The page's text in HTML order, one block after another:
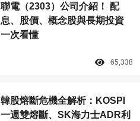
聯電（2303）公司介紹！ 配
息、股價、概念股與長期投資
一次看懂
65,338
韓股熔斷危機全解析：KOSPI
一週雙熔斷、SK海力士ADR利